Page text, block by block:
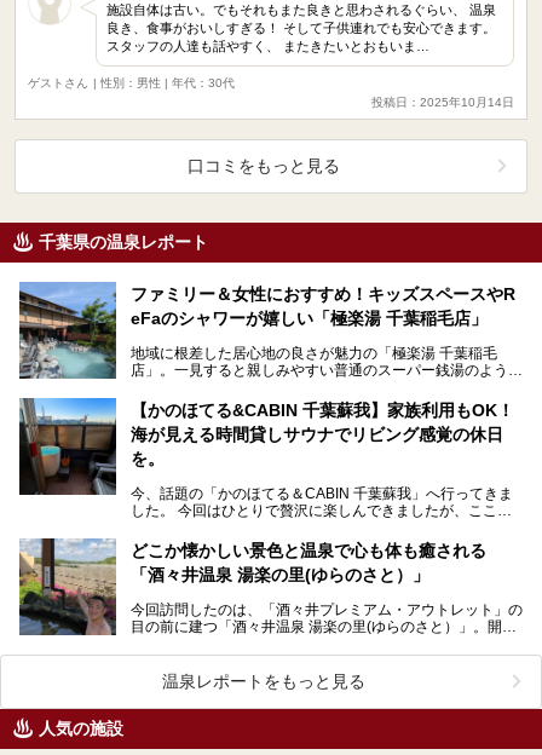
施設自体は古い。でもそれもまた良きと思わされるぐらい、 温泉
良き、食事がおいしすぎる！ そして子供連れでも安心できます。
スタッフの人達も話やすく、 またきたいとおもいま…
ゲストさん
| 性別：男性 | 年代：30代
投稿日：2025年10月14日
口コミをもっと見る
千葉県の温泉レポート
ファミリー＆女性におすすめ！キッズスペースやR
eFaのシャワーが嬉しい「極楽湯 千葉稲毛店」
地域に根差した居心地の良さが魅力の「極楽湯 千葉稲毛
店」。一見すると親しみやすい普通のスーパー銭湯のようで
隠…
【かのほてる&CABIN 千葉蘇我】家族利用もOK！
海が見える時間貸しサウナでリビング感覚の休日
を。
今、話題の「かのほてる＆CABIN 千葉蘇我」へ行ってきま
した。 今回はひとりで贅沢に楽しんできましたが、ここは
どこか懐かしい景色と温泉で心も体も癒される
「酒々井温泉 湯楽の里(ゆらのさと）」
今回訪問したのは、「酒々井プレミアム・アウトレット」の
目の前に建つ「酒々井温泉 湯楽の里(ゆらのさと）」。開放
温泉レポートをもっと見る
人気の施設